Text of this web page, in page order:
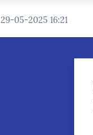
29-05-2025 16:21